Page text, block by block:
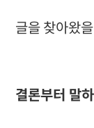
글을 찾아왔
결론부터 말